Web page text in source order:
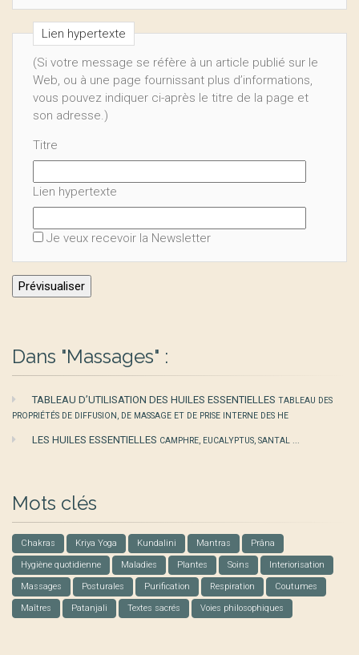
Lien hypertexte
(Si votre message se réfère à un article publié sur le
Web, ou à une page fournissant plus d’informations,
vous pouvez indiquer ci-après le titre de la page et
son adresse.)
Titre
Lien hypertexte
Je veux recevoir la Newsletter
Dans "Massages" :
TABLEAU D’UTILISATION DES HUILES ESSENTIELLES TABLEAU DES
PROPRIÉTÉS DE DIFFUSION, DE MASSAGE ET DE PRISE INTERNE DES HE
LES HUILES ESSENTIELLES CAMPHRE, EUCALYPTUS, SANTAL ...
Mots clés
Chakras Kriya Yoga Kundalini Mantras Prâna
Hygiène quotidienne Maladies Plantes Soins Interiorisation
Massages Posturales Purification Respiration Coutumes
Maîtres Patanjali Textes sacrés Voies philosophiques